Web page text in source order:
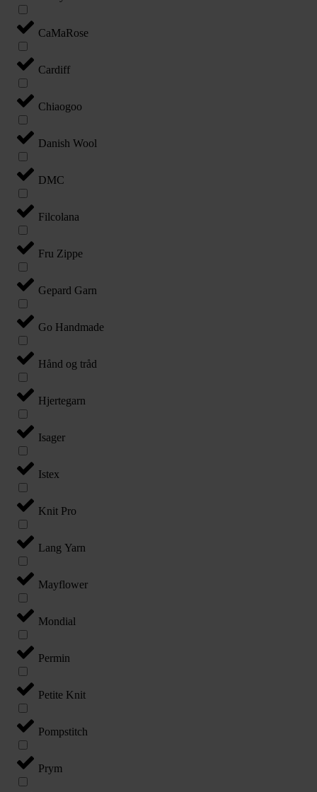
CaMaRose
Cardiff
Chiaogoo
Danish Wool
DMC
Filcolana
Fru Zippe
Gepard Garn
Go Handmade
Hånd og tråd
Hjertegarn
Isager
Istex
Knit Pro
Lang Yarn
Mayflower
Mondial
Permin
Petite Knit
Pompstitch
Prym